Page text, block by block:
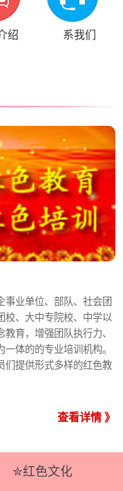
绍 系我们
业单位、部队、社会团
校、大中专院校、中学以
育，增强团队执行力、
体的的专业培训机构。
们提供形式多样的红色教
查看详情 》
✮红色文化